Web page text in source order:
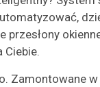
przesłony
Ciebie.
Zamontowane